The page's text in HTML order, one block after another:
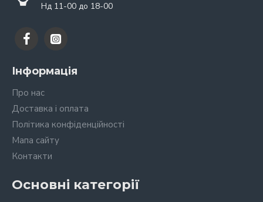
Нд 11-00 до 18-00
Інформація
Про нас
Доставка і оплата
Політика конфіденційності
Мапа сайту
Контакти
Основні категорії